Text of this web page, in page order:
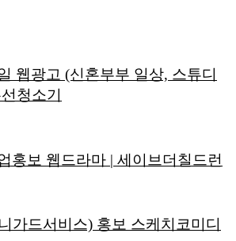
웹광고 (신혼부부 일상, 스튜디
청소기
홍보 웹드라마 | 세이브더칠드런
가드서비스) 홍보 스케치코미디